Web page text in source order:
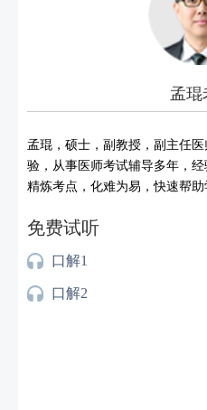
孟琨
孟琨，硕士，副教授，副主任
验，从事医师考试辅导多年，
精炼考点，化难为易，快速帮助
免费试听
口解1
口解2